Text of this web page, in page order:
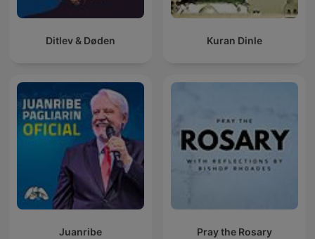
Ditlev & Døden Kuran Dinle
Juanribe Pray the Rosary